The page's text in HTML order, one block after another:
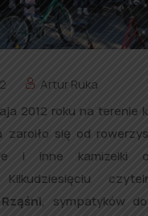
Artur Ruka
2012 roku na terenie
zaroiło się od
i inne kamizelki
Kilkudziesięciu
, sympatyków